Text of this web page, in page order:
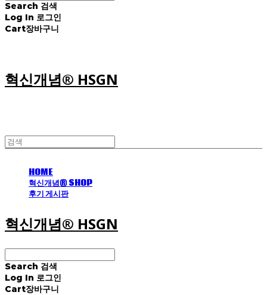
Search 검색
Log In 로그인
Cart장바구니
혁신개념® HSGN
HOME
혁신개념® SHOP
후기 게시판
혁신개념® HSGN
Search 검색
Log In 로그인
Cart장바구니